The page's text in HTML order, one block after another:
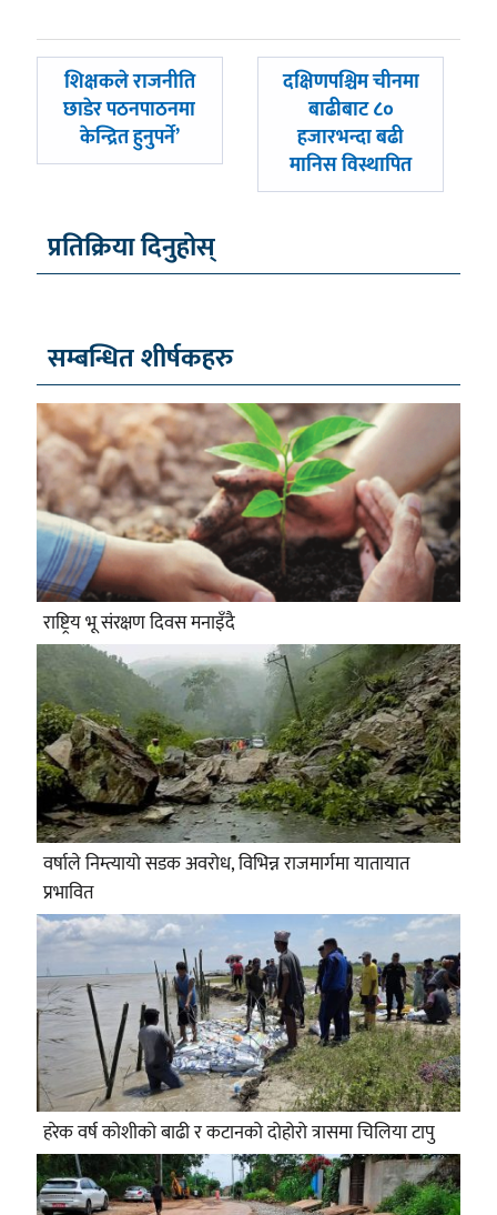
पछिल्लाे
-
शिक्षकले राजनीति
छाडेर पठनपाठनमा
केन्द्रित हुनुपर्ने’
अघिल्लाे
दक्षिणपश्चिम चीनमा
बाढीबाट ८०
हजारभन्दा बढी
मानिस विस्थापित
प्रतिक्रिया दिनुहोस्
सम्बन्धित शीर्षकहरु
राष्ट्रिय भू संरक्षण दिवस मनाइँदै
वर्षाले निम्त्यायो सडक अवरोध, विभिन्न राजमार्गमा यातायात
प्रभावित
हरेक वर्ष कोशीको बाढी र कटानको दोहोरो त्रासमा चिलिया टापु